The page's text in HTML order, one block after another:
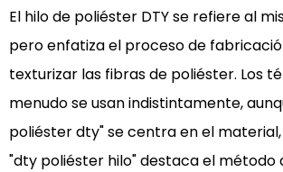
El hilo de poliéster DTY se refiere al
pero enfatiza el proceso de
texturizar las fibras de poliéster. Los
menudo se usan indistintamente,
poliéster dty" se centra en el
"dty poliéster hilo" destaca el método